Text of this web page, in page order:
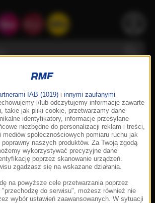
IAB (1019) i innymi zaufanymi
i/lub odczytujemy informacje zawarte
takie jak pliki cookie, przetwarzamy dane
identyfikatory, informacje przesyłane
niezbędne do personalizacji reklam i treści,
społecznościowych pomiaru ruchu jak
naszych produktów. Za Twoją zgodą
wykorzystywać precyzyjne dane
poprzez skanowanie urządzeń.
zgadzasz się na wskazane działania.
na powyższe cele przetwarzania poprzez
do serwisu", możesz również nie
wybór ustawień zaawansowanych. W sytuacji